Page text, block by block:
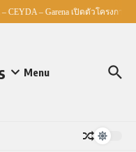
CEYDA – Garena เปิดตัวโครงกา
Menu